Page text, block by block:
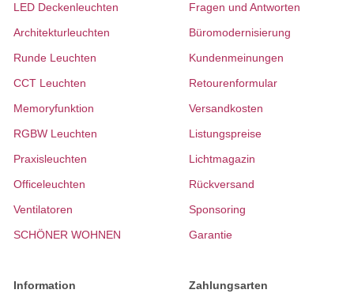
LED Deckenleuchten
Architekturleuchten
Runde Leuchten
CCT Leuchten
Memoryfunktion
RGBW Leuchten
Praxisleuchten
Officeleuchten
Ventilatoren
SCHÖNER WOHNEN
Fragen und Antworten
Büromodernisierung
Kundenmeinungen
Retourenformular
Versandkosten
Listungspreise
Lichtmagazin
Rückversand
Sponsoring
Garantie
Information Zahlungsarten